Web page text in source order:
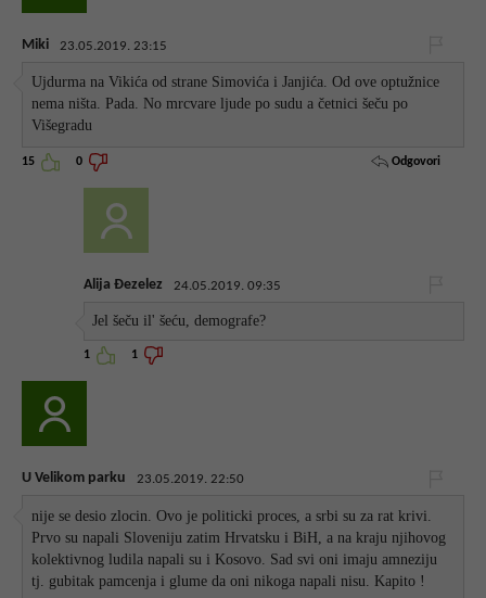
Miki 23.05.2019. 23:15
Ujdurma na Vikića od strane Simovića i Janjića. Od ove optužnice
nema ništa. Pada. No mrcvare ljude po sudu a četnici šeču po
Višegradu
15 0 Odgovori
Alija Đezelez 24.05.2019. 09:35
Jel šeču il' šeću, demografe?
1 1
U Velikom parku 23.05.2019. 22:50
nije se desio zlocin. Ovo je politicki proces, a srbi su za rat krivi.
Prvo su napali Sloveniju zatim Hrvatsku i BiH, a na kraju njihovog
kolektivnog ludila napali su i Kosovo. Sad svi oni imaju amneziju
tj. gubitak pamcenja i glume da oni nikoga napali nisu. Kapito !